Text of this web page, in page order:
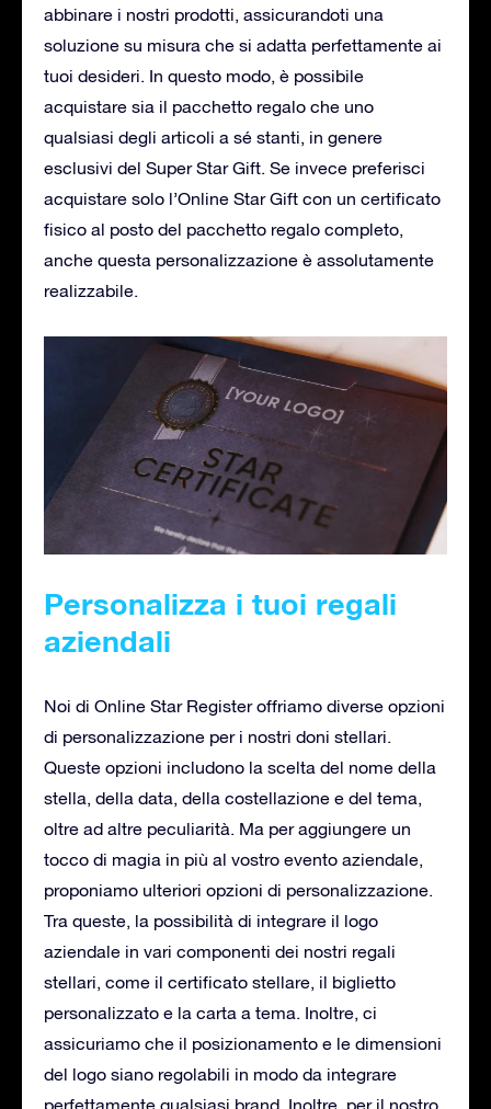
abbinare i nostri prodotti, assicurandoti una
soluzione su misura che si adatta perfettamente ai
tuoi desideri. In questo modo, è possibile
acquistare sia il pacchetto regalo che uno
qualsiasi degli articoli a sé stanti, in genere
esclusivi del Super Star Gift. Se invece preferisci
acquistare solo l’Online Star Gift con un certificato
fisico al posto del pacchetto regalo completo,
anche questa personalizzazione è assolutamente
realizzabile.
Personalizza i tuoi regali
aziendali
Noi di Online Star Register offriamo diverse opzioni
di personalizzazione per i nostri doni stellari.
Queste opzioni includono la scelta del nome della
stella, della data, della costellazione e del tema,
oltre ad altre peculiarità. Ma per aggiungere un
tocco di magia in più al vostro evento aziendale,
proponiamo ulteriori opzioni di personalizzazione.
Tra queste, la possibilità di integrare il logo
aziendale in vari componenti dei nostri regali
stellari, come il certificato stellare, il biglietto
personalizzato e la carta a tema. Inoltre, ci
assicuriamo che il posizionamento e le dimensioni
del logo siano regolabili in modo da integrare
perfettamente qualsiasi brand. Inoltre, per il nostro